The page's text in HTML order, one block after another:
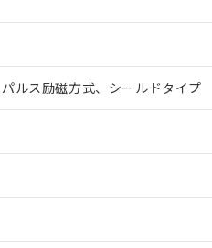
ルス励磁方式、シールドタイプ